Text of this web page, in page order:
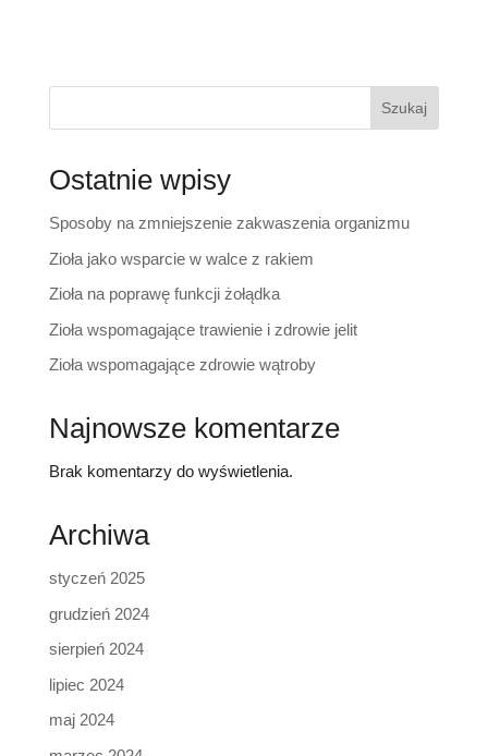
Szukaj
Ostatnie wpisy
Sposoby na zmniejszenie zakwaszenia organizmu
Zioła jako wsparcie w walce z rakiem
Zioła na poprawę funkcji żołądka
Zioła wspomagające trawienie i zdrowie jelit
Zioła wspomagające zdrowie wątroby
Najnowsze komentarze
Brak komentarzy do wyświetlenia.
Archiwa
styczeń 2025
grudzień 2024
sierpień 2024
lipiec 2024
maj 2024